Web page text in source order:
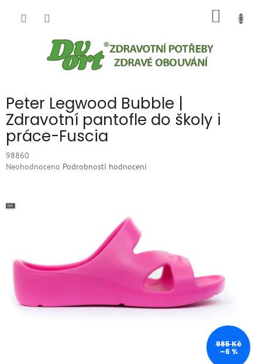
Peter Legwood Bubble |
Zdravotní pantofle do školy i
práce-Fuscia
98860
Průměrné
0,0
Neohodnoceno Podrobnosti hodnocení
985 Kč
–6 %